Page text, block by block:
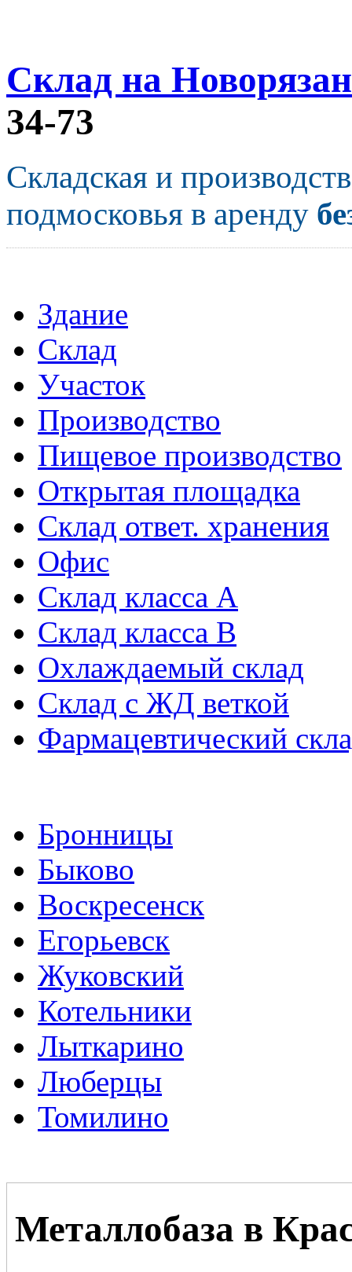
Склад на
34-73
Складская и
подмосковья в аренду
Здание
Склад
Участок
Производство
Пищевое производство
Открытая площадка
Склад ответ. хранения
Офис
Склад класса A
Склад класса B
Охлаждаемый склад
Склад с ЖД веткой
Фармацевтический
Бронницы
Быково
Воскресенск
Егорьевск
Жуковский
Котельники
Лыткарино
Люберцы
Томилино
Металлобаза в